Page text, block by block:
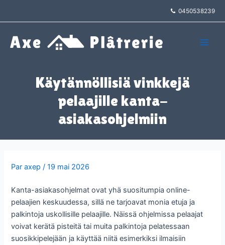
0450538239
Käytännöllisiä vinkkejä
pelaajille kanta-
asiakasohjelmiin
Paraxep /19 mai 2026
Kanta-asiakasohjelmat ovat yhä suositumpia online-
pelaajien keskuudessa, sillä ne tarjoavat monia etuja ja
palkintoja uskollisille pelaajille. Näissä ohjelmissa pelaajat
voivat kerätä pisteitä tai muita palkintoja pelatessaan
suosikkipelejään ja käyttää niitä esimerkiksi ilmaisiin